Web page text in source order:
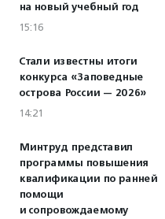
на новый учебный год
15:16
Стали известны итоги
конкурса «Заповедные
острова России — 2026»
14:21
Минтруд представил
программы повышения
квалификации по ранней
помощи
и сопровождаемому